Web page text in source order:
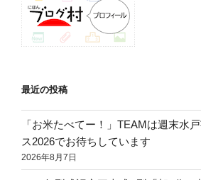
最近の投稿
「お米たべてー！」TEAMは週末水
ス2026でお待ちしています
2026年8月7日